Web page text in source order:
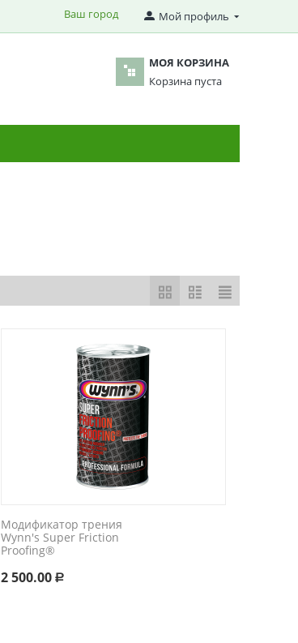
Мой профиль
Ваш город
МОЯ КОРЗИНА
Корзина пуста
Модификатор трения ​
Wynn's Super Friction
Proofing®
2 500.00 Р